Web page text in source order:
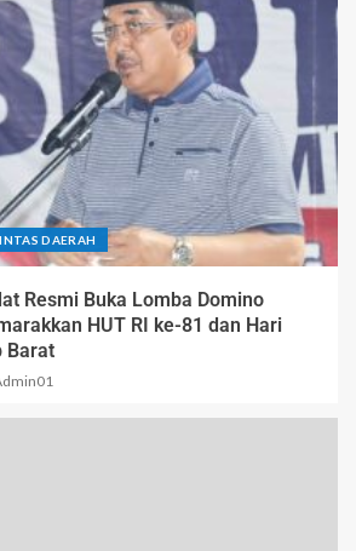
DAERAH
Resmi Buka Lomba Domino
HUT RI ke-81 dan Hari
Barat